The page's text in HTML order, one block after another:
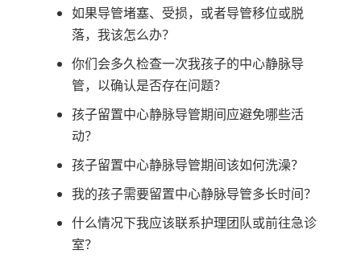
如果导管堵塞、受损，或者导管移位或脱
落，我该怎么办？
你们会多久检查一次我孩子的中心静脉导
管，以确认是否存在问题？
孩子留置中心静脉导管期间应避免哪些活
动？
孩子留置中心静脉导管期间该如何洗澡？
我的孩子需要留置中心静脉导管多长时间？
什么情况下我应该联系护理团队或前往急诊
室？